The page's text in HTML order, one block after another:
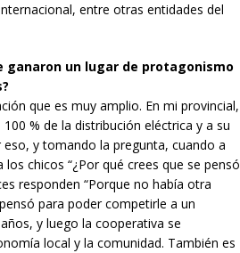
entre otras entidades del
ganaron un lugar de protagonismo
que es muy amplio. En mi provincial,
% de la distribución eléctrica y a su
y tomando la pregunta, cuando a
chicos “¿Por qué crees que se pensó
responden “Porque no había otra
para poder competirle a un
y luego la cooperativa se
local y la comunidad. También es